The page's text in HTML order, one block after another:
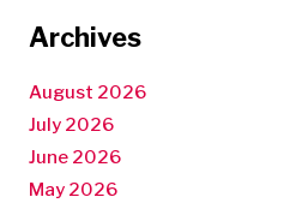
Archives
August 2026
July 2026
June 2026
May 2026